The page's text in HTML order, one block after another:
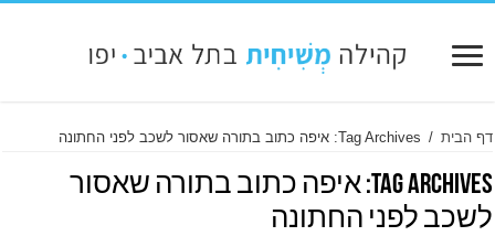
דף הבית / Tag Archives: איפה כתוב בתורה שאסור לשכב לפני החתונה
Tag Archives: איפה כתוב בתורה שאסור
לשכב לפני החתונה